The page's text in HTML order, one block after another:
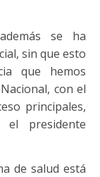
se ha
sin que esto
que hemos
con el
principales,
presidente
de salud está